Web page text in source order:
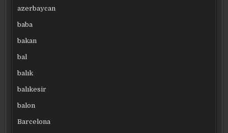
azerbaycan
baba
bakan
bal
balık
balıkesir
balon
Barcelona